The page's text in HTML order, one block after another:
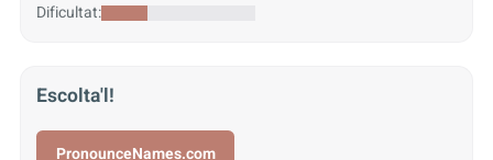
Dificultat:
Escolta'l!
PronounceNames.com